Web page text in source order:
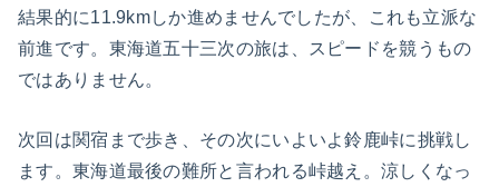
結果的に11.9kmしか進めませんでしたが、これも立派な
前進です。東海道五十三次の旅は、スピードを競うもの
ではありません。
次回は関宿まで歩き、その次にいよいよ鈴鹿峠に挑戦し
ます。東海道最後の難所と言われる峠越え。涼しくなっ